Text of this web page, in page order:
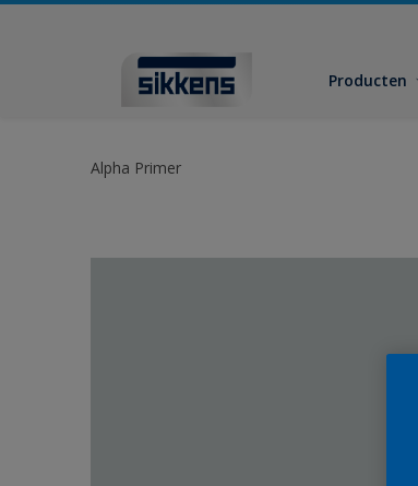
Producten
Alpha Primer